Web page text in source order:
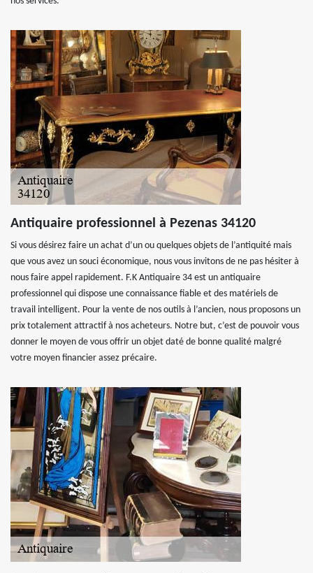
Antiquaire professionnel à Pezenas 34120
Si vous désirez faire un achat d’un ou quelques objets de l’antiquité mais
que vous avez un souci économique, nous vous invitons de ne pas hésiter à
nous faire appel rapidement. F.K Antiquaire 34 est un antiquaire
professionnel qui dispose une connaissance fiable et des matériels de
travail intelligent. Pour la vente de nos outils à l’ancien, nous proposons un
prix totalement attractif à nos acheteurs. Notre but, c’est de pouvoir vous
donner le moyen de vous offrir un objet daté de bonne qualité malgré
votre moyen financier assez précaire.